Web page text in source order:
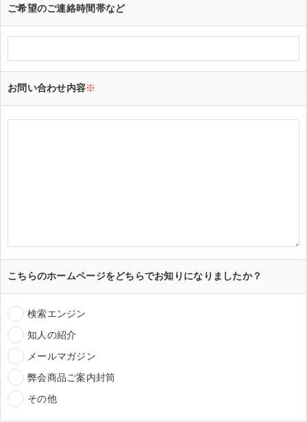
ご希望のご連絡時間帯など
お問い合わせ内容※
こちらのホームページをどちらでお知りになりましたか？
検索エンジン
知人の紹介
メールマガジン
弊会商品ご案内封筒
その他